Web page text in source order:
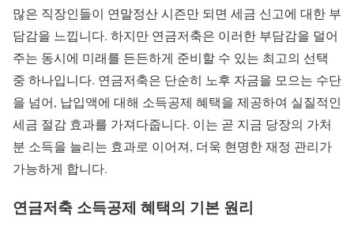
많은 직장인들이 연말정산 시즌만 되면 세금 신고에 대한 부
담감을 느낍니다. 하지만 연금저축은 이러한 부담감을 덜어
주는 동시에 미래를 든든하게 준비할 수 있는 최고의 선택
중 하나입니다. 연금저축은 단순히 노후 자금을 모으는 수단
을 넘어, 납입액에 대해 소득공제 혜택을 제공하여 실질적인
세금 절감 효과를 가져다줍니다. 이는 곧 지금 당장의 가처
분 소득을 늘리는 효과로 이어져, 더욱 현명한 재정 관리가
가능하게 합니다.
연금저축 소득공제 혜택의 기본 원리